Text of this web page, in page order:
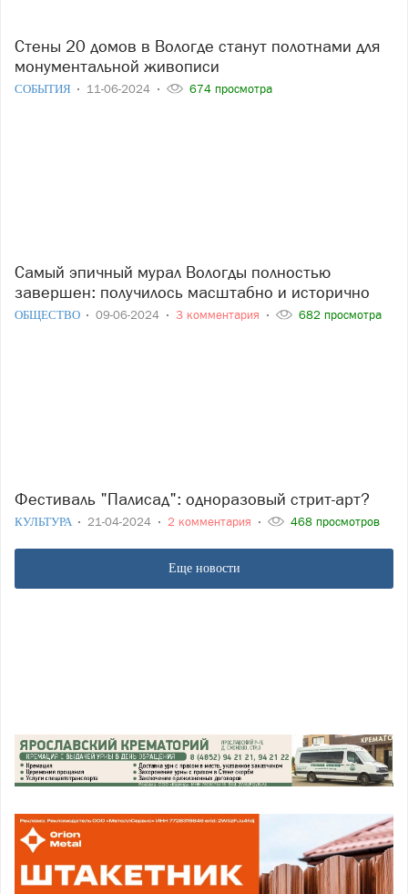
Стены 20 домов в Вологде станут полотнами для
монументальной живописи
СОБЫТИЯ 11-06-2024 674 просмотра
Самый эпичный мурал Вологды полностью
завершен: получилось масштабно и исторично
ОБЩЕСТВО 09-06-2024 3 комментария 682 просмотра
Фестиваль "Палисад": одноразовый стрит-арт?
КУЛЬТУРА 21-04-2024 2 комментария 468 просмотров
Еще новости